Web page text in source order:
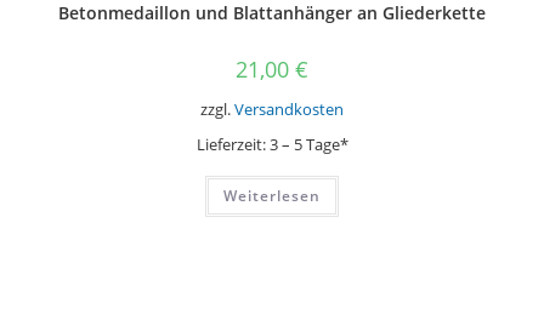
Betonmedaillon und Blattanhänger an Gliederkette
21,00 €
zzgl.Versandkosten
Lieferzeit:3 – 5 Tage*
Weiterlesen